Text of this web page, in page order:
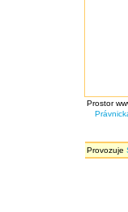
Prostor
Provozuje